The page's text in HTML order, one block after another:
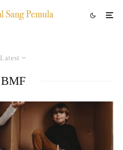
Latest
BMF